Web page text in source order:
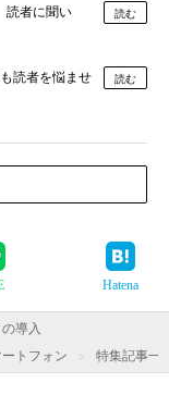
読者に聞い
読む
読者を悩ませ
読む
Hatena
導入
トフォン 特集記事一